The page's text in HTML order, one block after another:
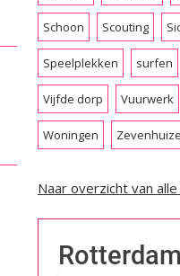
Schoon Scouting
Speelplekken surfen
Vijfde dorp Vuurwerk
Woningen
Naar overzicht van